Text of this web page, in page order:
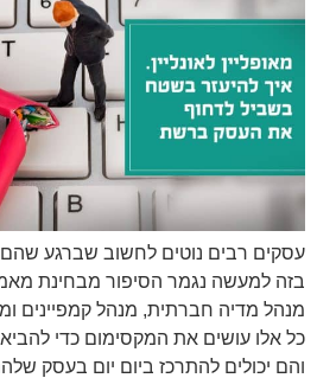
עסקים רבים נוטים לחשוב שברגע
בזה למעשה נגמר הסיפור מבחינת
מנהל מדיה חברתית, מנהל קמפיינים
כל אלו עושים את המקסימום כדי
והם יכולים להתרכז ביום יום בעסק